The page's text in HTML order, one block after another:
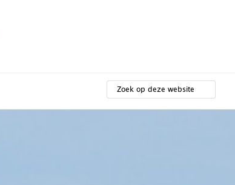
OP
DEZE